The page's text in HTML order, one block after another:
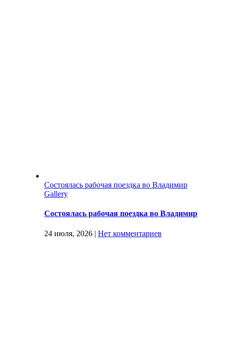
Состоялась рабочая поездка во Владимир
Gallery
Состоялась рабочая поездка во Владимир
24 июля, 2026 | Нет комментариев